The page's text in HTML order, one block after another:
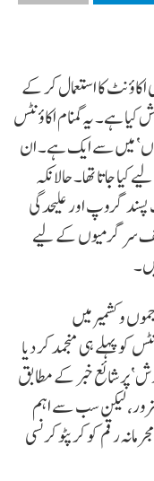
کا استعمال کر کے
ہے۔ یہ گمنام اکاؤنٹس
میں سے ایک ہے۔ ان
کیا جاتا تھا۔ حالانکہ
گروپ اور علیحدگی
سرگرمیوں کے لیے
کو جموں و کشمیر میں
کو پہلے ہی منجمد کر دیا
’ٹی وی 9 بھارت ورش‘ پر شائع خبر کے مطابق
لیکن سب سے اہم
رقم کو کرپٹو کرنسی